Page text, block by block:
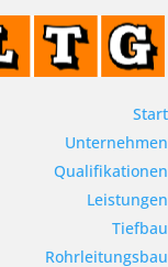
Start
Unternehmen
Qualifikationen
Leistungen
Tiefbau
Rohrleitungsbau